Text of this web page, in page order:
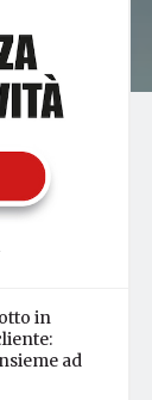
in
ad